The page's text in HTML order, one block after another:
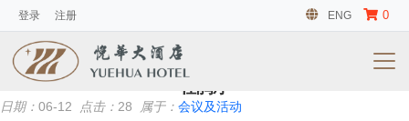
登录 注册 ENG 0
会议及活动
暂无信息
杜鹃厅
日期： 06-12 点击： 28 属于： 会议及活动